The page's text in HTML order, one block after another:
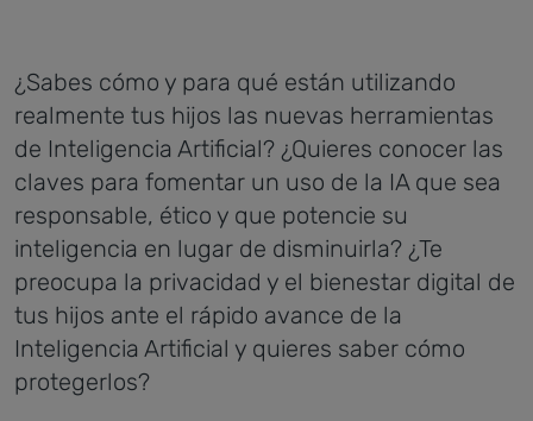
¿Sabes cómo y para qué están utilizando
realmente tus hijos las nuevas herramientas
de Inteligencia Artificial? ¿Quieres conocer las
claves para fomentar un uso de la IA que sea
responsable, ético y que potencie su
inteligencia en lugar de disminuirla? ¿Te
preocupa la privacidad y el bienestar digital de
tus hijos ante el rápido avance de la
Inteligencia Artificial y quieres saber cómo
protegerlos?